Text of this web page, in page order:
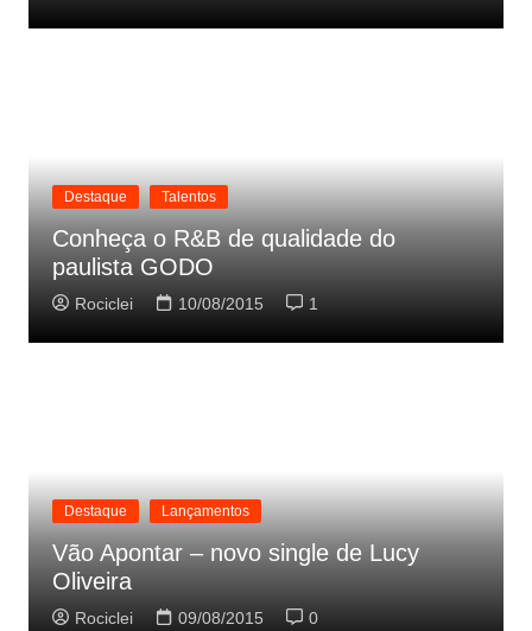
Destaque Talentos
Conheça o R&B de qualidade do
paulista GODO
Rociclei 10/08/2015 1
Destaque Lançamentos
Vão Apontar – novo single de Lucy
Oliveira
Rociclei 09/08/2015 0